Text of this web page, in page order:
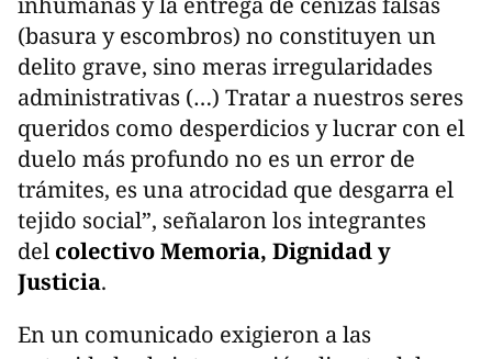
(basura y escombros) no constituyen un
delito grave, sino meras irregularidades
administrativas (…) Tratar a nuestros seres
queridos como desperdicios y lucrar con el
duelo más profundo no es un error de
trámites, es una atrocidad que desgarra el
tejido social”, señalaron los integrantes
del colectivo Memoria, Dignidad y
Justicia.
En un comunicado exigieron a las